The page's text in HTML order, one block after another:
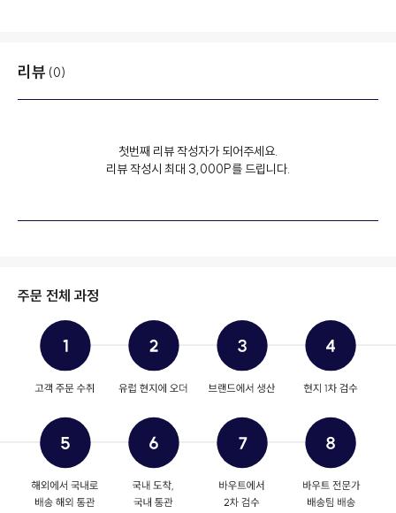
리뷰 (0)
첫번째 리뷰 작성자가 되어주세요.
리뷰 작성시 최대 3,000P를 드립니다.
주문 전체 과정